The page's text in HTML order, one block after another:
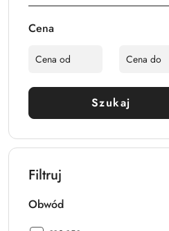
Cena
Szukaj
Filtruj
Obwód